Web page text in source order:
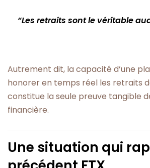
“Les retraits sont le véritable
Autrement dit, la capacité d’une
honorer en temps réel les retraits
constitue la seule preuve tangible
financière.
Une situation qui